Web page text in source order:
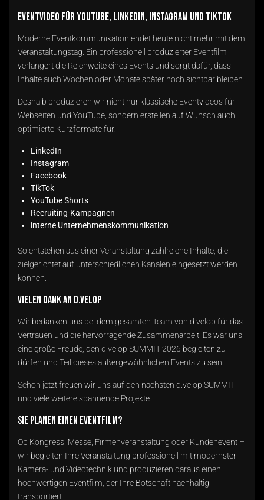
Eventvideo für YouTube, LinkedIn, Instagram und TikTok
Moderne Eventkommunikation endet heute nicht mehr mit dem
Veranstaltungstag. Ein professionell produzierter Eventfilm
verlängert die Reichweite eines Events und sorgt dafür, dass
Inhalte auch Wochen oder Monate später noch sichtbar bleiben.
Deshalb produzieren wir nicht nur klassische Eventvideos für
Webseiten und YouTube, sondern erstellen auf Wunsch auch
optimierte Kurzformate für:
LinkedIn
Instagram
Facebook
TikTok
YouTube Shorts
Recruiting-Kampagnen
interne Unternehmenskommunikation
So entstehen aus einer Veranstaltung zahlreiche Inhalte, die
zielgerichtet auf unterschiedlichen Kanälen eingesetzt werden
können.
Vielen Dank an d.velop
Wir bedanken uns bei dem gesamten Team von d.velop für das
Vertrauen und die hervorragende Zusammenarbeit. Es war uns
eine große Freude, den d.velop SUMMIT 2026 begleiten zu
dürfen und Teil dieses außergewöhnlichen Events zu sein.
Schon jetzt freuen wir uns auf den nächsten d.velop SUMMIT
und viele weitere spannende Projekte.
Sie planen einen Eventfilm?
Ob Kongress, Messe, Firmenveranstaltung oder Kundenevent –
wir begleiten Ihre Veranstaltung professionell mit modernster
Kamera- und Videotechnik und produzieren daraus einen
hochwertigen Eventfilm, der Ihre Botschaft nachhaltig
transportiert.